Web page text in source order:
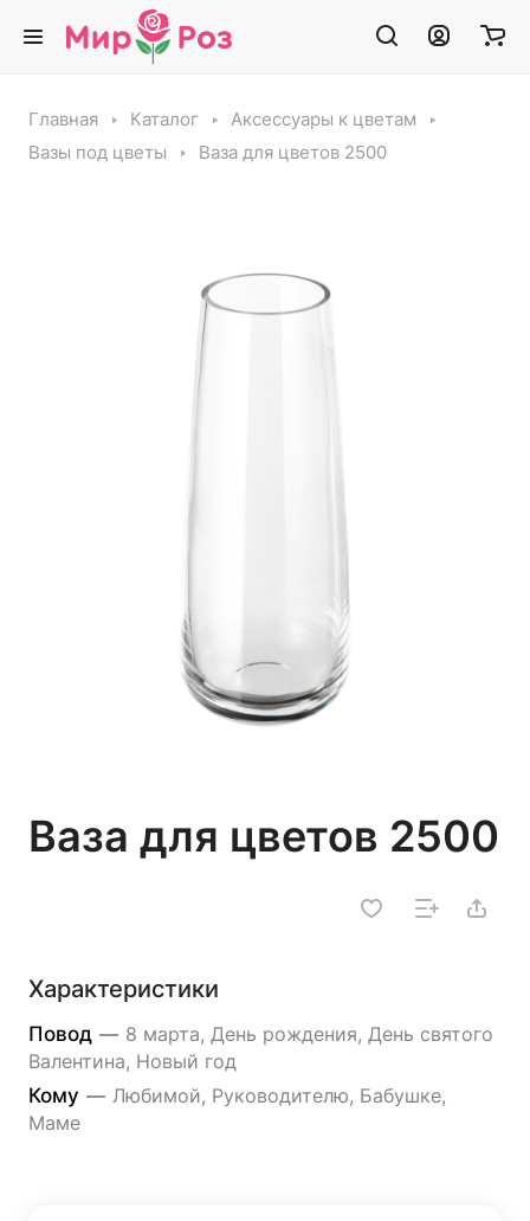
Главная Каталог
Аксессуары к цветам
Вазы под цветы
Ваза для цветов 2500
Ваза для цветов 2500
Характеристики
Повод — 8 марта, День рождения, День святого
Валентина, Новый год
Кому — Любимой, Руководителю, Бабушке,
Маме